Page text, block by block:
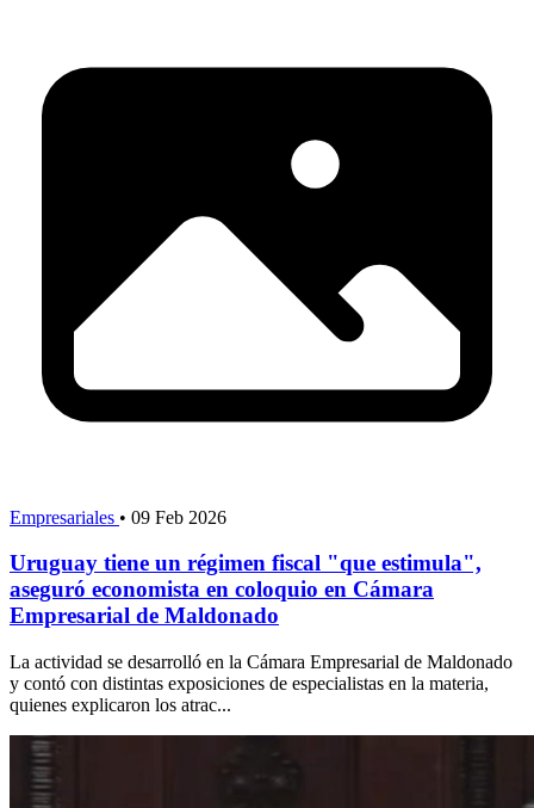
Empresariales • 09 Feb 2026
Uruguay tiene un régimen fiscal "que estimula",
aseguró economista en coloquio en Cámara
Empresarial de Maldonado
La actividad se desarrolló en la Cámara Empresarial de Maldonado
y contó con distintas exposiciones de especialistas en la materia,
quienes explicaron los atrac...